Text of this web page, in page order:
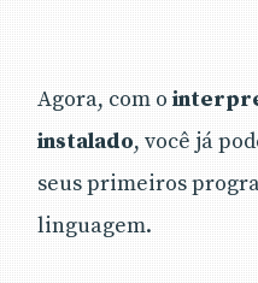
Agora, com o
instalado, você já
seus primeiros
linguagem.